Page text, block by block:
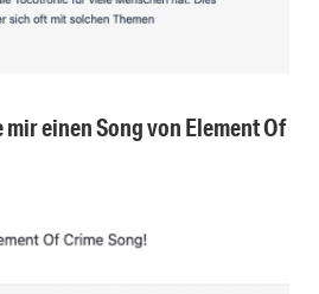
einen Song von Element Of